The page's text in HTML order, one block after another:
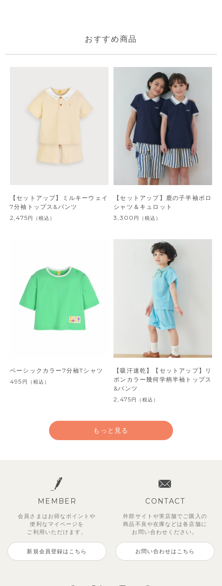
おすすめ商品
【セットアップ】ミルキーウェイ
7分袖トップス&パンツ
2,475円 （税込）
【セットアップ】鹿の子半袖ポロ
シャツ＆キュロット
3,300 円 （税込）
ベーシックカラー7分袖Tシャツ
495 円 （税込）
【吸汗速乾】【セットアップ】リ
ボンカラー幾何学柄半袖トップス
&パンツ
2,475円 （税込）
もっと見る
MEMBER
会員さまはお得なポイントや
便利な マイページを
ご利用いただけます。
新規会員登録はこちら
CONTACT
外部サイトや実店舗でご購入の
商品不良や在庫などは各店舗に
お問い合わせください。
お問い合わせはこちら